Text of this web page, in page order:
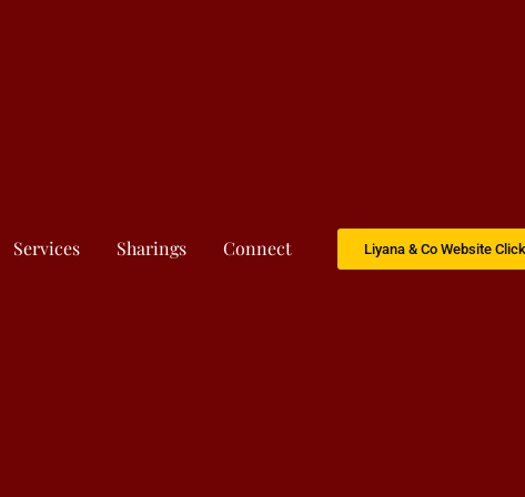
Services Sharings Connect Liyana & Co Website